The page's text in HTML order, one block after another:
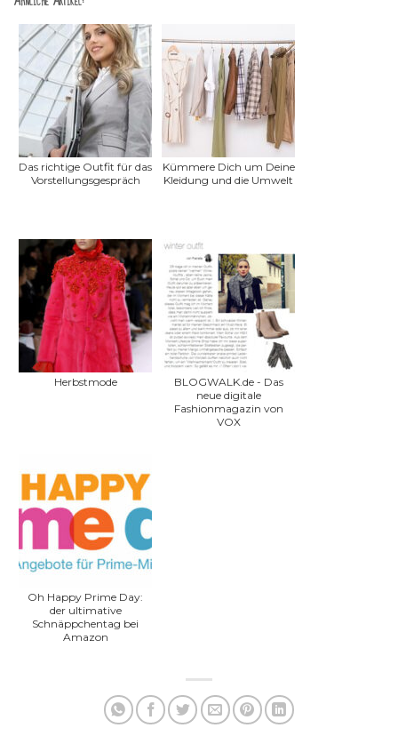
Das richtige Outfit für das
Vorstellungsgespräch
Kümmere Dich um Deine
Kleidung und die Umwelt
Herbstmode
BLOGWALK.de - Das
neue digitale
Fashionmagazin von
VOX
Oh Happy Prime Day:
der ultimative
Schnäppchentag bei
Amazon